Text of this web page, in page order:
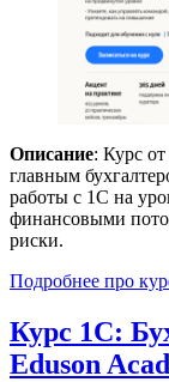
Описание: Курс от
главным
работы с 1С на
финансовыми
риски.
Подробнее про
Курс 1С:
Eduson